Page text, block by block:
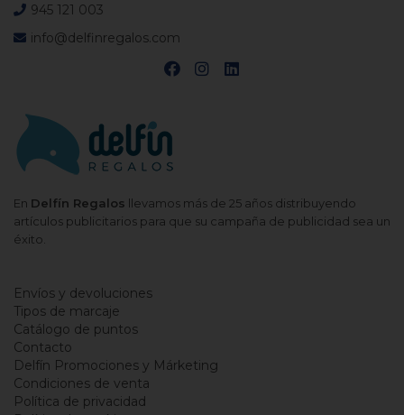
En Delfín Regalos llevamos más de 25 años distribuyendo
artículos publicitarios para que su campaña de publicidad sea un
éxito.
945 121 003
info@delfinregalos.com
Envíos y devoluciones
Tipos de marcaje
Catálogo de puntos
Contacto
Delfín Promociones y Márketing
Condiciones de venta
Política de privacidad